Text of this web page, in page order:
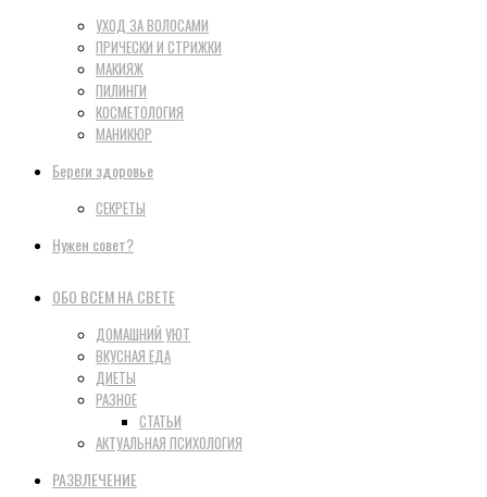
УХОД ЗА ВОЛОСАМИ
ПРИЧЕСКИ И СТРИЖКИ
МАКИЯЖ
ПИЛИНГИ
КОСМЕТОЛОГИЯ
МАНИКЮР
Береги здоровье
СЕКРЕТЫ
Нужен совет?
ОБО ВСЕМ НА СВЕТЕ
ДОМАШНИЙ УЮТ
ВКУСНАЯ ЕДА
ДИЕТЫ
РАЗНОЕ
СТАТЬИ
АКТУАЛЬНАЯ ПСИХОЛОГИЯ
РАЗВЛЕЧЕНИЕ